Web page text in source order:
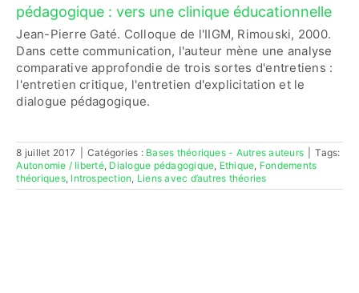
pédagogique : vers une clinique éducationnelle
Jean-Pierre Gaté. Colloque de l'IIGM, Rimouski, 2000.
Dans cette communication, l'auteur mène une analyse
comparative approfondie de trois sortes d'entretiens :
l'entretien critique, l'entretien d'explicitation et le
dialogue pédagogique.
8 juillet 2017 Catégories : Bases théoriques - Autres auteurs
Tags:
Autonomie / liberté, Dialogue pédagogique Ethique Fondements
théoriques, Introspection Liens avec d’autres théories